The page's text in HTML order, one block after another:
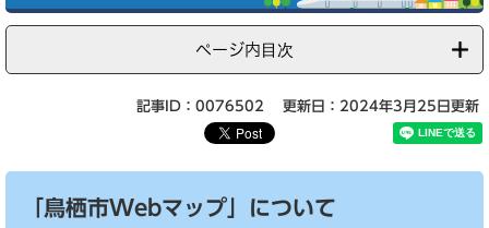
ページ内目次
記事ID：0076502 更新日：2024年3月25日更新
「鳥栖市Webマップ」について